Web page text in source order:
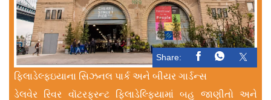
Share:
ફિલાડેલ્ફઇયાના સિઝનલ પાર્ક અને બીયર ગાર્ડન્સ
ડેલવેર રિવર વૉટરફ્રન્ટ ફિલાડેલ્ફિયામાં બહુ જાણીતો અને